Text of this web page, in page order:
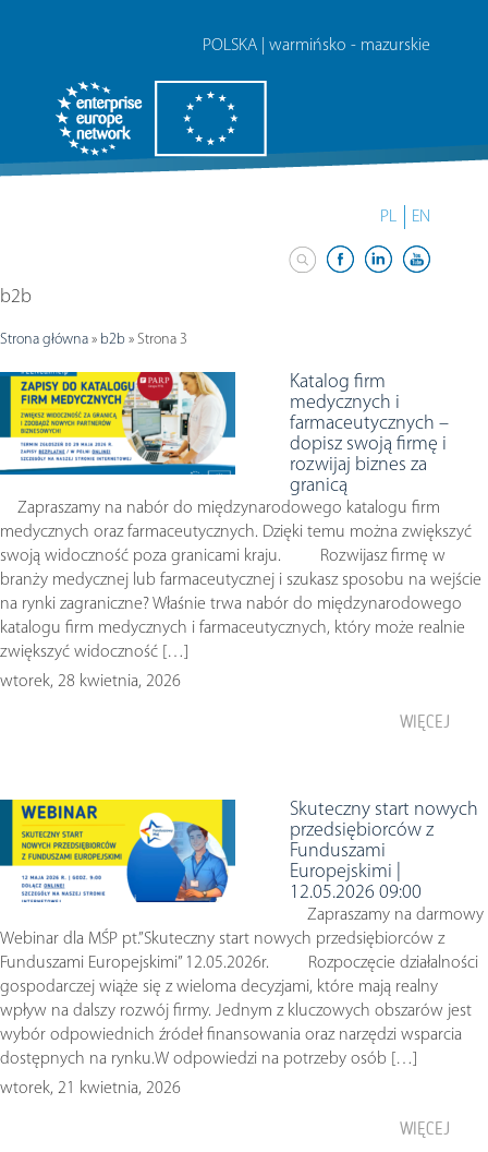
POLSKA | warmińsko - mazurskie
PL EN
b2b
Strona główna » b2b » Strona 3
Katalog firm
medycznych i
farmaceutycznych –
dopisz swoją firmę i
rozwijaj biznes za
granicą
Zapraszamy na nabór do międzynarodowego katalogu firm
medycznych oraz farmaceutycznych. Dzięki temu można zwiększyć
swoją widoczność poza granicami kraju. Rozwijasz firmę w
branży medycznej lub farmaceutycznej i szukasz sposobu na wejście
na rynki zagraniczne? Właśnie trwa nabór do międzynarodowego
katalogu firm medycznych i farmaceutycznych, który może realnie
zwiększyć widoczność […]
wtorek, 28 kwietnia, 2026
WIĘCEJ
Skuteczny start nowych
przedsiębiorców z
Funduszami
Europejskimi |
12.05.2026 09:00
Zapraszamy na darmowy
Webinar dla MŚP pt.”Skuteczny start nowych przedsiębiorców z
Funduszami Europejskimi” 12.05.2026r. Rozpoczęcie działalności
gospodarczej wiąże się z wieloma decyzjami, które mają realny
wpływ na dalszy rozwój firmy. Jednym z kluczowych obszarów jest
wybór odpowiednich źródeł finansowania oraz narzędzi wsparcia
dostępnych na rynku.W odpowiedzi na potrzeby osób […]
wtorek, 21 kwietnia, 2026
WIĘCEJ